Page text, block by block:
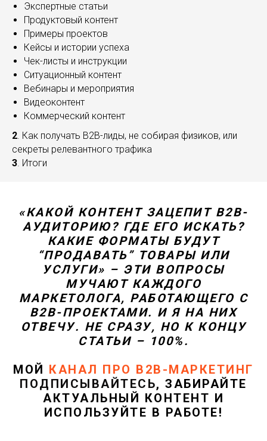
Экспертные статьи
Продуктовый контент
Примеры проектов
Кейсы и истории успеха
Чек-листы и инструкции
Ситуационный контент
Вебинары и мероприятия
Видеоконтент
Коммерческий контент
2. Как получать B2B-лиды, не собирая физиков, или
секреты релевантного трафика
3. Итоги
«КАКОЙ КОНТЕНТ ЗАЦЕПИТ B2B-
АУДИТОРИЮ? ГДЕ ЕГО ИСКАТЬ?
КАКИЕ ФОРМАТЫ БУДУТ
“ПРОДАВАТЬ” ТОВАРЫ ИЛИ
УСЛУГИ» – ЭТИ ВОПРОСЫ
МУЧАЮТ КАЖДОГО
МАРКЕТОЛОГА, РАБОТАЮЩЕГО С
B2B-ПРОЕКТАМИ. И Я НА НИХ
ОТВЕЧУ. НЕ СРАЗУ, НО К КОНЦУ
СТАТЬИ – 100%.
МОЙ КАНАЛ ПРО B2B-МАРКЕТИНГ
ПОДПИСЫВАЙТЕСЬ, ЗАБИРАЙТЕ
АКТУАЛЬНЫЙ КОНТЕНТ И
ИСПОЛЬЗУЙТЕ В РАБОТЕ!